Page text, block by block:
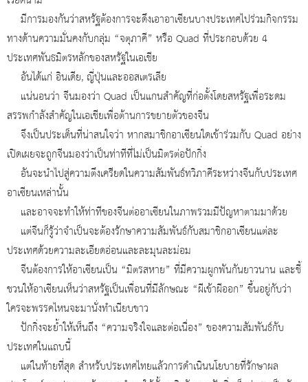
มีการมองกันว่าสหรัฐต้องการจะดึงเอาอาเซียนบางประเทศไปร่วมกิจกรรม
ทางด้านความมั่นคงกับกลุ่ม “จตุภาคี” หรือ Quad ที่ประกอบด้วย 4
ประเทศพันธมิตรหลักของสหรัฐในเอเชีย
อันได้แก่ อินเดีย, ญี่ปุ่นและออสเตรเลีย
แน่นอนว่า จีนมองว่า Quad เป็นแกนสำคัญที่ก่อตั้งโดยสหรัฐเพื่อระดม
สรรพกำลังสำคัญในเอเชียเพื่อต้านการขยายตัวของจีน
จึงเป็นประเด็นที่น่าสนใจว่า หากสมาชิกอาเซียนใดเข้าร่วมกับ Quad อย่าง
เปิดเผยจะถูกจีนมองว่าเป็นท่าทีที่ไม่เป็นมิตรต่อปักกิ่ง
อันจะนำไปสู่ความตึงเครียดในความสัมพันธ์ทวิภาคีระหว่างจีนกับประเทศ
อาเซียนเหล่านั้น
และอาจจะทำให้ท่าทีของจีนต่ออาเซียนในภาพรวมมีปัญหาตามมาด้วย
แต่จีนก็รู้ว่าจำเป็นจะต้องรักษาความสัมพันธ์กับสมาชิกอาเซียนแต่ละ
ประเทศด้วยความละเอียดอ่อนและละมุนละม่อม
จีนต้องการให้อาเซียนเป็น “มิตรสหาย” ที่มีความผูกพันกันยาวนาน และชี้
ชวนให้อาเซียนเห็นว่าสหรัฐเป็นเพื่อนที่มีลักษณะ “ผีเข้าผีออก” ขึ้นอยู่กับว่า
ใครจะพรรคไหนจะมานั่งทำเนียบขาว
ปักกิ่งจะย้ำให้เห็นถึง “ความจริงใจและต่อเนื่อง” ของความสัมพันธ์กับ
ประเทศในแถบนี้
แต่ในท้ายที่สุด สำหรับประเทศไทยแล้วการดำเนินนโยบายที่รักษาผล